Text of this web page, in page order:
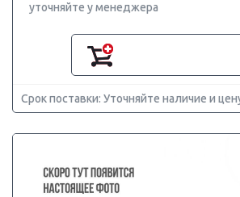
уточняйте у менеджера
Срок поставки: Уточняйте наличие и